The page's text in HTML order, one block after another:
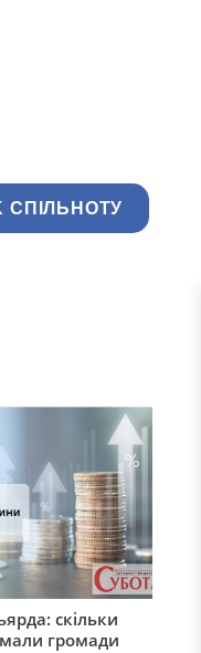
СПІЛЬНОТУ
скільки
громади